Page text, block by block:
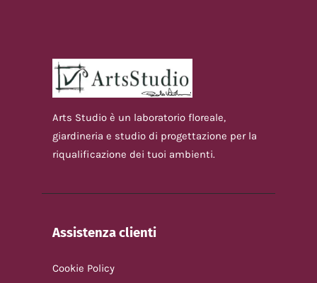
Arts Studio è un laboratorio floreale,
giardineria e studio di progettazione per la
riqualificazione dei tuoi ambienti.
Assistenza clienti
Cookie Policy